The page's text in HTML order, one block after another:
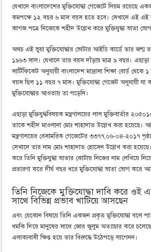
যেখানে বাংলাদেশের মুক্তিযোদ্ধা গেজেটে নিয়ম রয়েছে
কমপক্ষে ১২ বছর ৬ মাস বয়স হতে হবে। সেখানে এই এই
কাগজ পত্রে নিজেকে শহীদ উল্লেখ করে মুক্তিযুদ্ধা ভাতা
অথচ এই ভুয়া মুক্তিযোদ্ধার ভোটার আইডি কার্ডে তার জন্ম
১৯৬৩ সাল। যেখানে তার বয়স দাঁড়ায় মাত্র ৯ বছর।
সার্টিফিকেট অনুযায়ী বাংলাদেশ মাদ্রাসা শিক্ষা বোর্ড থেকে
বয়স ছিল ১১ বছর ৭ মাস। মুক্তিযোদ্ধা গেজেট অনুযায়ী
মুক্তিযোদ্ধার আওতায় তা পড়েনি।
এছাড়া মুক্তিযুদ্ধবিষয়ক মন্ত্রণালয়ের লাল মুক্তিবার্তার
তাকে শহীদ মাওলানা মোঃ শাহাদাত উল্লেখ করা হয়েছে।
মন্ত্রণালয়ের বেসামরিক গেজেটের ৩৩৭৭,০৬-০৪-২০১৭
সেখানে তার নাম মোঃ শাহাদাত হোসেন উল্লেখ করা হয়েছে।
করে তিনি মুক্তিযুদ্ধা ভাতার কোটায় নিজের নাম লেখিয়ে
প্রতারণা করে দীর্ঘ বছর ধরে মুক্তিযোদ্ধা ভাতা ভোগ করে
তিনি নিজেকে মুক্তিযোদ্ধা দাবি করে ওই
সাথে বিভিন্ন প্রভাব খাটিয়ে আসছেন
এবং যেকোন বিষয়ে তিনি একজন প্রকৃত মুক্তিযোদ্ধা বলে
ধমকি দিয়ে মানুষের সাথে জোর জুলুম অত্যাচার করে
এলাকাবাসী ক্ষিপ্ত হয়ে তার বিরুদ্ধে উঠেপড়ে লাগেনন।